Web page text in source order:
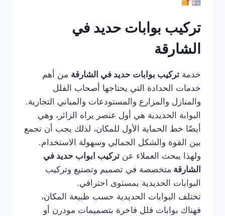
تركيب بوابات حديد في
الشارقة
خدمة تركيب بوابات حديد في الشارقة من أهم
خدمات الحدادة التي يحتاجها أصحاب الفلل
والمنازل والمزارع والمستودعات والمباني التجارية.
البوابة الحديدية هي أول عنصر يراه الزائر، وهي
أيضًا خط الحماية الأول للمكان، لذلك يجب أن تجمع
بين القوة والشكل الجمالي وسهولة الاستخدام.
ولهذا يبحث العملاء عن تركيب ابواب حديد في
الشارقة متخصصة في تصميم وتصنيع وتركيب
البوابات الحديدية بمستوى احترافي.
تختلف البوابات الحديدية حسب طبيعة المكان،
فهناك بوابات فلل فاخرة بتصميمات مودرن أو